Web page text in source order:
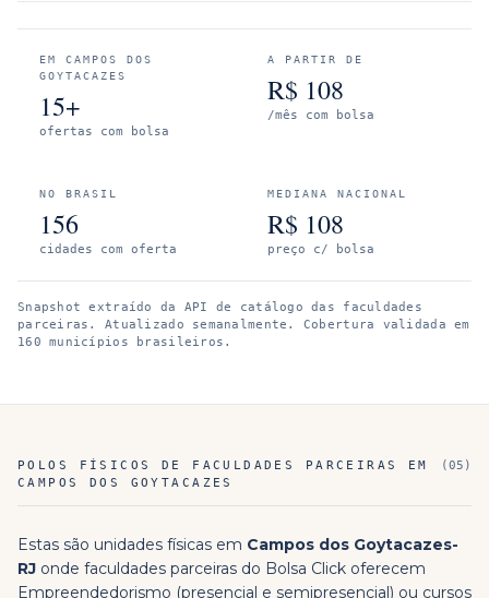
EM CAMPOS DOS
GOYTACAZES
15+
ofertas com bolsa
A PARTIR DE
R$ 108
/mês com bolsa
NO BRASIL
156
cidades com oferta
MEDIANA NACIONAL
R$ 108
preço c/ bolsa
Snapshot extraído da API de catálogo das faculdades
parceiras. Atualizado semanalmente. Cobertura validada em
160 municípios brasileiros.
POLOS FÍSICOS DE FACULDADES PARCEIRAS EM
CAMPOS DOS GOYTACAZES
(05 )
Estas são unidades físicas em Campos dos Goytacazes-
RJ onde faculdades parceiras do Bolsa Click oferecem
Empreendedorismo (presencial e semipresencial) ou cursos